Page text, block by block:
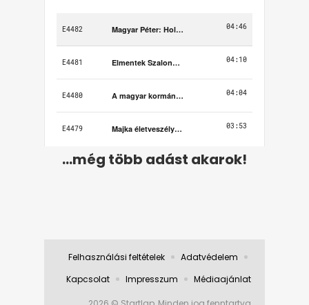
...még több adást akarok!
Felhasználási feltételek
Adatvédelem
Kapcsolat
Impresszum Médiaajánlat